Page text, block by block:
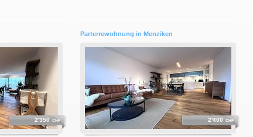
2'350 CHF
Parterrewohnung in Menziken
2'400 CHF